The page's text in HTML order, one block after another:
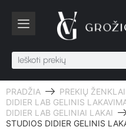
PRADŽIA PREKIŲ ŽENKLAI
DIDIER LAB GELINIS
DIDIER LAB GELINIAI LAKAI
STUDIOS DIDIER GELINIS